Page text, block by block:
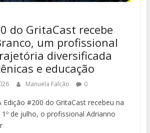
do GritaCast recebe
um profissional
diversificada
e educação
Manuela Falcão 0
Edição #200 do GritaCast recebeu na
de julho, o profissional Adrianno